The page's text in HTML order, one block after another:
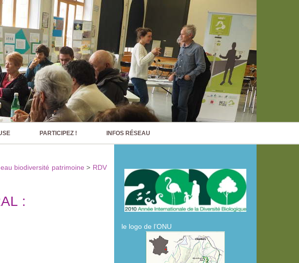
PARTICIPEZ ! INFOS RÉSEAU
biodiversité patrimoine > RDV
:
le logo de l’ONU